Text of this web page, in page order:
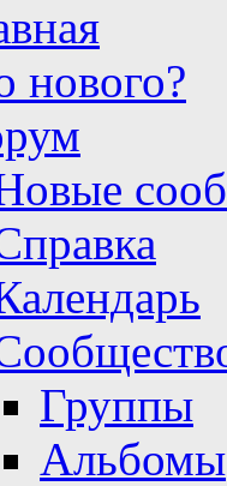
нового?
Группы
Альбомы